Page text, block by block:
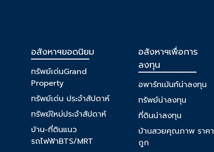
อสังหาฯยอดนิยม
ทรัพย์เด่นGrand
Property
ทรัพย์เด่น ประจำสัปดาห์
ทรัพย์ใหม่ประจำสัปดาห์
บ้าน-ที่ดินแนว
รถไฟฟ้าBTS/MRT
อสังหาฯเพื่อการ
ลงทุน
อพาร์ทเม้นท์น่าลงทุน
ทรัพย์น่าลงทุน
ที่ดินน่าลงทุน
บ้านสวยคุณภาพ ราคา
ถูก